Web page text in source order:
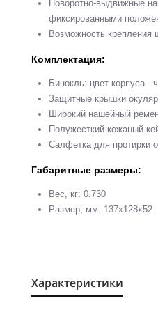
Поворотно-выдвижные
фиксированными
Возможность крепления
Комплектация:
Бинокль: цвет корпуса -
Защитные крышки
Широкий нашейный
Полужесткий кожаный
Салфетка для протирки
Габаритные размеры:
Вес, кг: 0.730
Размер, мм: 137x128x52
Характеристики